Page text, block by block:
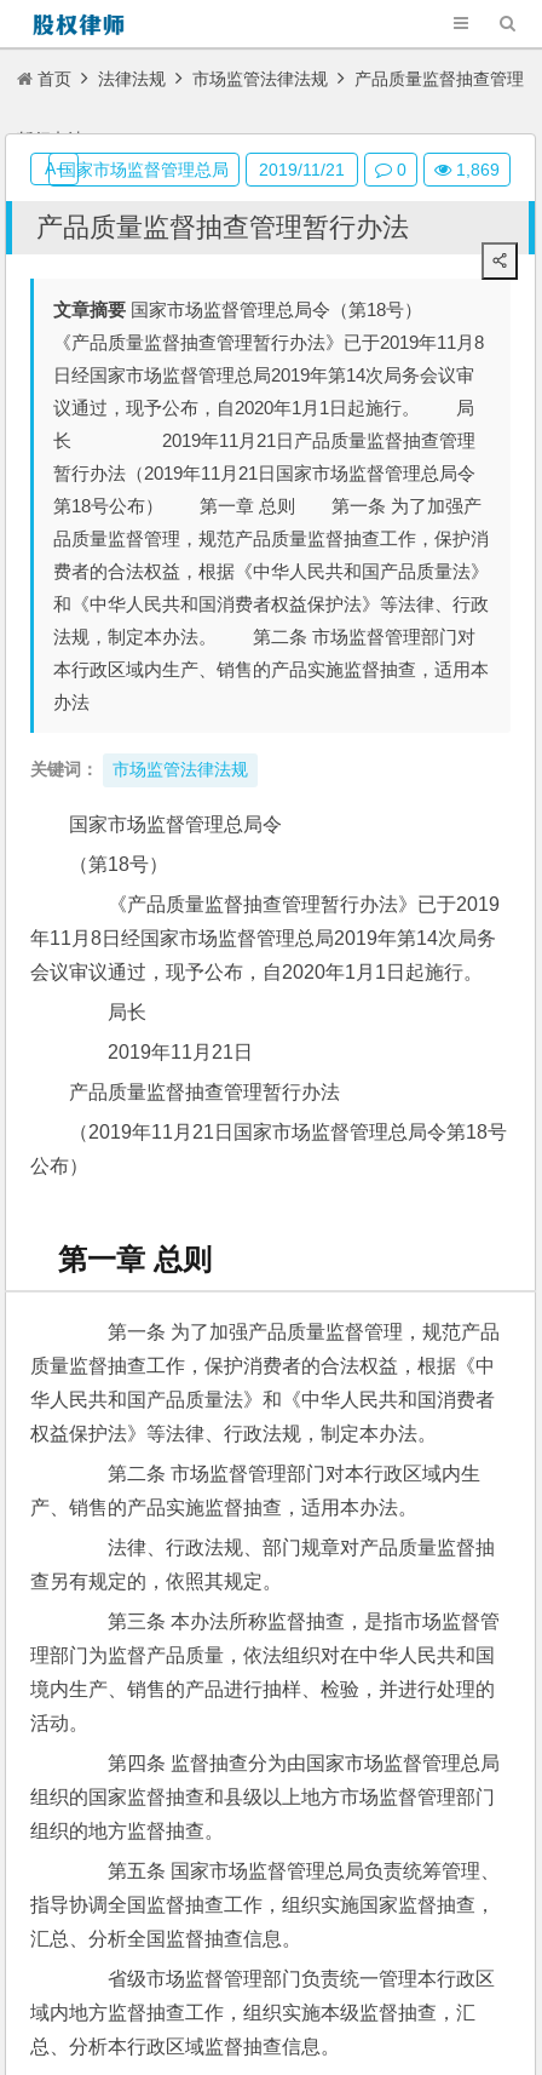
首页 法律法规 市场监管法律法规 产品质量监督抽查管理
暂行办法
产品质量监督抽查管理暂行办法
文章摘要 国家市场监督管理总局令（第18号）
《产品质量监督抽查管理暂行办法》已于2019年11月8
日经国家市场监督管理总局2019年第14次局务会议审
议通过，现予公布，自2020年1月1日起施行。 局
长 2019年11月21日产品质量监督抽查管理
暂行办法（2019年11月21日国家市场监督管理总局令
第18号公布） 第一章 总则 第一条 为了加强产
品质量监督管理，规范产品质量监督抽查工作，保护消
费者的合法权益，根据《中华人民共和国产品质量法》
和《中华人民共和国消费者权益保护法》等法律、行政
法规，制定本办法。 第二条 市场监督管理部门对
本行政区域内生产、销售的产品实施监督抽查，适用本
办法
关键词： 市场监管法律法规
国家市场监督管理总局令
（第18号）
《产品质量监督抽查管理暂行办法》已于2019
年11月8日经国家市场监督管理总局2019年第14次局务
会议审议通过，现予公布，自2020年1月1日起施行。
局长
2019年11月21日
产品质量监督抽查管理暂行办法
（2019年11月21日国家市场监督管理总局令第18号
公布）
第一章 总则
第一条 为了加强产品质量监督管理，规范产品
质量监督抽查工作，保护消费者的合法权益，根据《中
华人民共和国产品质量法》和《中华人民共和国消费者
权益保护法》等法律、行政法规，制定本办法。
第二条 市场监督管理部门对本行政区域内生
产、销售的产品实施监督抽查，适用本办法。
法律、行政法规、部门规章对产品质量监督抽
查另有规定的，依照其规定。
第三条 本办法所称监督抽查，是指市场监督管
理部门为监督产品质量，依法组织对在中华人民共和国
境内生产、销售的产品进行抽样、检验，并进行处理的
活动。
第四条 监督抽查分为由国家市场监督管理总局
组织的国家监督抽查和县级以上地方市场监督管理部门
组织的地方监督抽查。
第五条 国家市场监督管理总局负责统筹管理、
指导协调全国监督抽查工作，组织实施国家监督抽查，
汇总、分析全国监督抽查信息。
省级市场监督管理部门负责统一管理本行政区
域内地方监督抽查工作，组织实施本级监督抽查，汇
总、分析本行政区域监督抽查信息。
国家市场监督管理总局 2019/11/21 0 1,869
A+